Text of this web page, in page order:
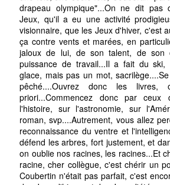
drapeau olympique"...On ne dit pas
Jeux, qu'il a eu une activité
visionnaire, que les Jeux d'hiver, c'est
ça contre vents et marées, en
jaloux de lui, de son talent, de son
puissance de travail...Il a fait du ski,
glace, mais pas un mot,
pêché....Ouvrez donc les
priori...Commencez donc par ceux
l'histoire, sur l'astronomie, sur
roman, svp....Autrement, vous allez
reconnaissance du ventre et
défend les arbres, fort justement, et
on oublie nos racines, les racines...Et
racine, cher collègue, c'est chérir un
Coubertin n'était pas parfait, c'est